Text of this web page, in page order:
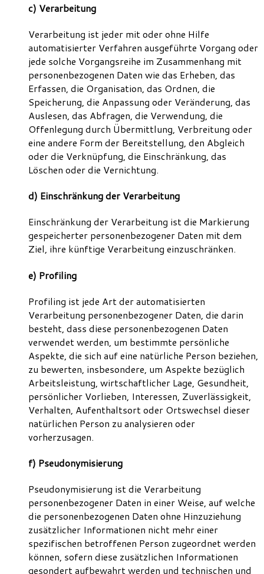
c) Verarbeitung
Verarbeitung ist jeder mit oder ohne Hilfe
automatisierter Verfahren ausgeführte Vorgang oder
jede solche Vorgangsreihe im Zusammenhang mit
personenbezogenen Daten wie das Erheben, das
Erfassen, die Organisation, das Ordnen, die
Speicherung, die Anpassung oder Veränderung, das
Auslesen, das Abfragen, die Verwendung, die
Offenlegung durch Übermittlung, Verbreitung oder
eine andere Form der Bereitstellung, den Abgleich
oder die Verknüpfung, die Einschränkung, das
Löschen oder die Vernichtung.
d) Einschränkung der Verarbeitung
Einschränkung der Verarbeitung ist die Markierung
gespeicherter personenbezogener Daten mit dem
Ziel, ihre künftige Verarbeitung einzuschränken.
e) Profiling
Profiling ist jede Art der automatisierten
Verarbeitung personenbezogener Daten, die darin
besteht, dass diese personenbezogenen Daten
verwendet werden, um bestimmte persönliche
Aspekte, die sich auf eine natürliche Person beziehen,
zu bewerten, insbesondere, um Aspekte bezüglich
Arbeitsleistung, wirtschaftlicher Lage, Gesundheit,
persönlicher Vorlieben, Interessen, Zuverlässigkeit,
Verhalten, Aufenthaltsort oder Ortswechsel dieser
natürlichen Person zu analysieren oder
vorherzusagen.
f) Pseudonymisierung
Pseudonymisierung ist die Verarbeitung
personenbezogener Daten in einer Weise, auf welche
die personenbezogenen Daten ohne Hinzuziehung
zusätzlicher Informationen nicht mehr einer
spezifischen betroffenen Person zugeordnet werden
können, sofern diese zusätzlichen Informationen
gesondert aufbewahrt werden und technischen und